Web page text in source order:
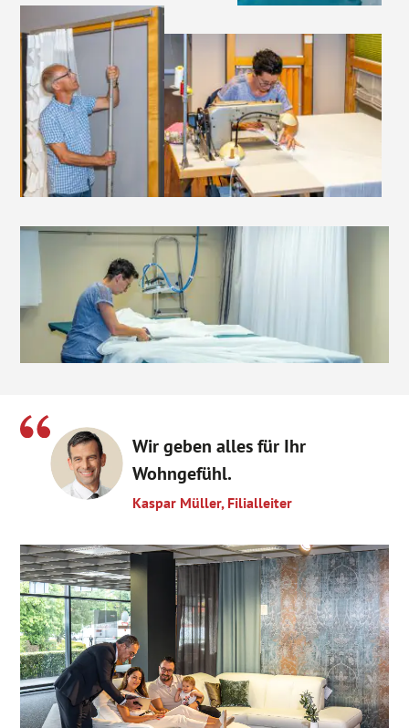
Wir geben alles für Ihr
Wohngefühl.
Kaspar Müller, Filialleiter